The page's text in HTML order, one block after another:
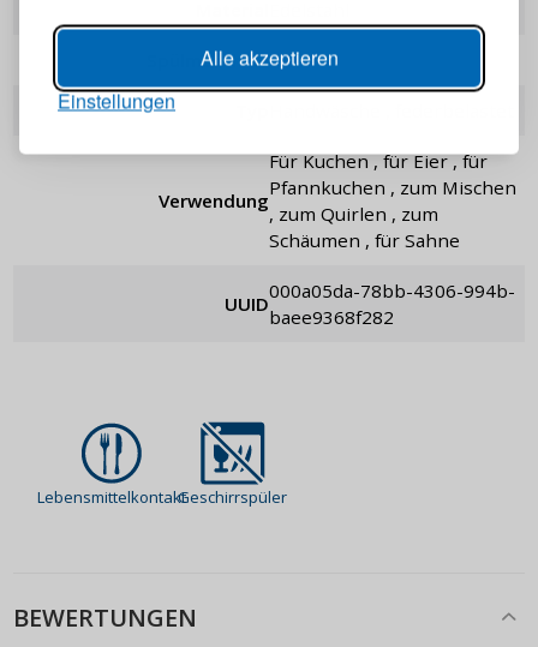
Alle akzeptieren
Einstellungen
Spülmaschine Nein
Verwendung
für Kuchen , für Eier , für
Pfannkuchen , zum Mischen
, zum Quirlen , zum
Schäumen , für Sahne
UUID
000a05da-78bb-4306-994b-
baee9368f282
LebensmittelkontaktGeschirrspüler
BEWERTUNGEN
Passwort erinnern